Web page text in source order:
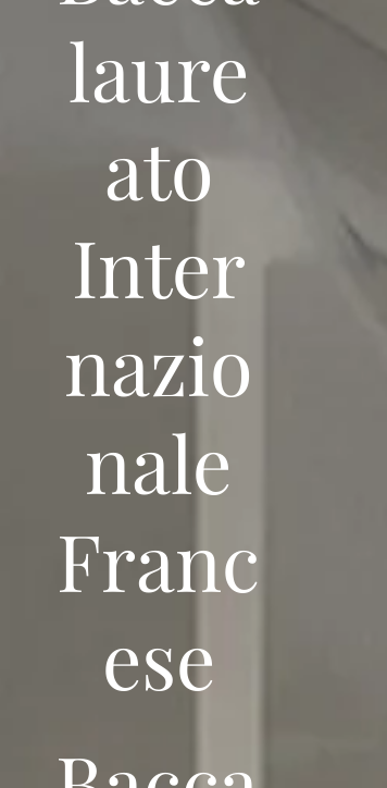
laure
ato
Inter
nazio
nale
Franc
ese